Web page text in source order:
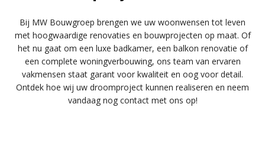
Bij MW Bouwgroep brengen we uw woonwensen tot leven
met hoogwaardige renovaties en bouwprojecten op maat. Of
het nu gaat om een luxe badkamer, een balkon renovatie of
een complete woningverbouwing, ons team van ervaren
vakmensen staat garant voor kwaliteit en oog voor detail.
Ontdek hoe wij uw droomproject kunnen realiseren en neem
vandaag nog contact met ons op!